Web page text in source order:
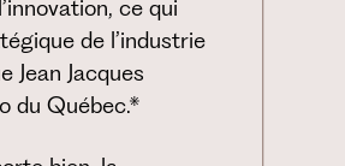
ce qui
de l’industrie
Jean Jacques
du Québec.*